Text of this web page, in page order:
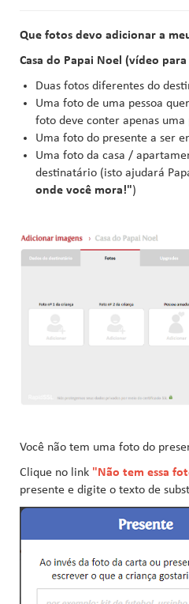
Que fotos devo adicionar a
Casa do Papai Noel (vídeo
Duas fotos diferentes do
Uma foto de uma pessoa
foto deve conter apenas uma
Uma foto do presente a ser
Uma foto da casa /
destinatário (isto ajudará
onde você mora!")
Você não tem uma foto do
Clique no link "Não tem essa
presente e digite o texto de